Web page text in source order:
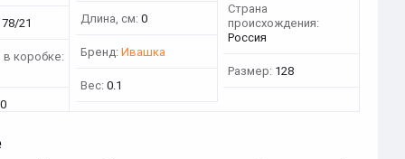
21
коробке:
0
Длина, см: 0
Бренд: Ивашка
Вес: 0.1
Страна
происхождения:
Россия
Размер: 128